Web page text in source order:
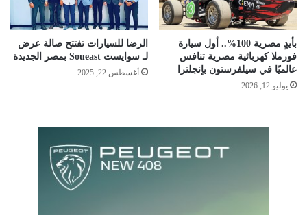
بأيدٍ مصرية 100%.. أول سيارة
فورملا كهربائية مصرية تنافس
عالميًا في سيلفرستون بإنجلترا
يوليو 12, 2026
الرضا للسيارات تفتتح صالة عرض
لـ سوايست Soueast بمصر الجديدة
أغسطس 22, 2025